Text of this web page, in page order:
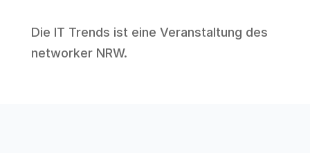
Die IT Trends ist eine Veranstaltung des
networker NRW.